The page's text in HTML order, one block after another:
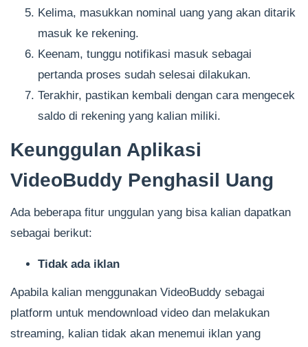
Kelima, masukkan nominal uang yang akan ditarik
masuk ke rekening.
Keenam, tunggu notifikasi masuk sebagai
pertanda proses sudah selesai dilakukan.
Terakhir, pastikan kembali dengan cara mengecek
saldo di rekening yang kalian miliki.
Keunggulan Aplikasi
VideoBuddy Penghasil Uang
Ada beberapa fitur unggulan yang bisa kalian dapatkan
sebagai berikut:
Tidak ada iklan
Apabila kalian menggunakan VideoBuddy sebagai
platform untuk mendownload video dan melakukan
streaming, kalian tidak akan menemui iklan yang